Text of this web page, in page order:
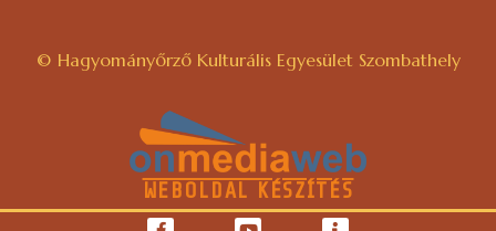
© Hagyományőrző Kulturális Egyesület Szombathely
WEBOLDAL KÉSZÍTÉS